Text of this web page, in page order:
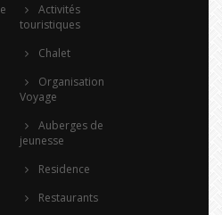
Activités
touristiques
Chalet
Organisation
Voyage
Auberges de
jeunesse
Residence
Restaurants